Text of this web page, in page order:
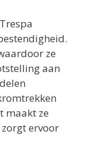
ze
aan
maakt ze
ervoor